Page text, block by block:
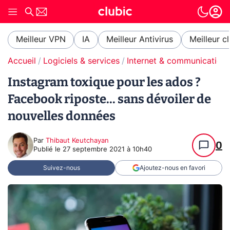
Meilleur VPN IA Meilleur Antivirus Meilleur
Accueil Logiciels & services Internet & communication
Instagram toxique pour les ados ?
Facebook riposte... sans dévoiler de
nouvelles données
Par Thibaut Keutchayan
Publié le 27 septembre 2021 à 10h40 0
Suivez-nous Ajoutez-nous en favori